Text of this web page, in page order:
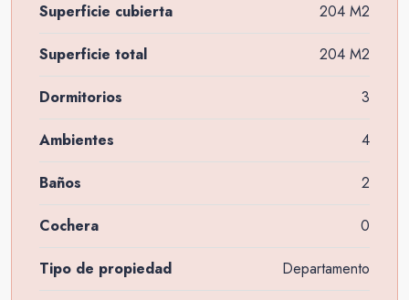
Superficie cubierta 204 M2
Superficie total 204 M2
Dormitorios 3
Ambientes 4
Baños 2
Cochera 0
Tipo de propiedad Departamento